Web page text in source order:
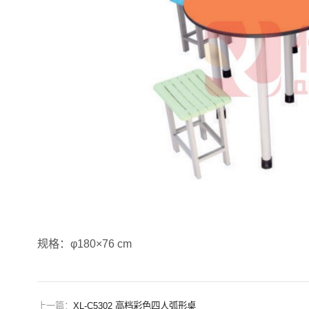
规格：φ180×76 cm
上一篇： XL-C5302 高档彩色四人弧形桌